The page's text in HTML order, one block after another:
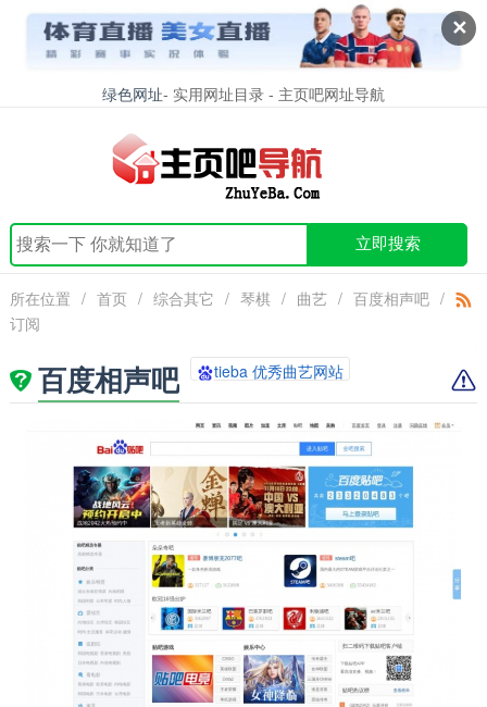
✕
绿色网址- 实用网址目录 - 主页吧网址导航
立即搜索
所在位置 / 首页 / 综合其它 / 琴棋 / 曲艺 / 百度相声吧 /
订阅
百度相声吧 tieba 优秀曲艺网站